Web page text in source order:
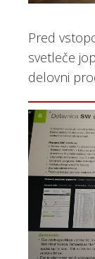
Pred
svetleče
delovni